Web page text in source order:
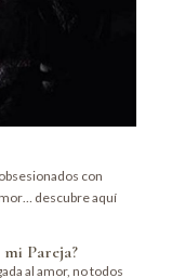
con
descubre aquí
Pareja?
al amor, no todos